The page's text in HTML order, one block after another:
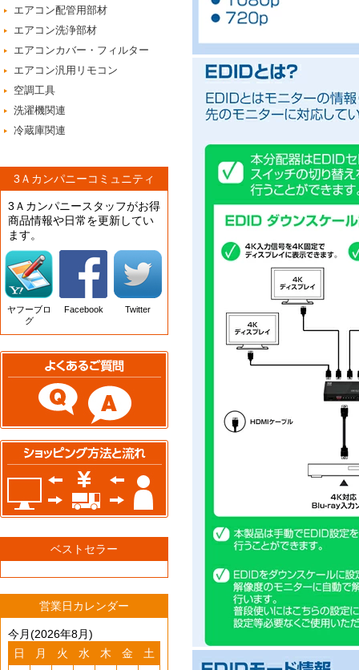
エアコン配管用部材
エアコン洗浄部材
エアコンカバー・フィルター
エアコン汎用リモコン
空調工具
洗濯機関連
冷蔵庫関連
3Ａカンパニーコミュニティ
3Ａカンパニースタッフがお得
商品情報や日常を更新してい
ます。
ヤフーブロ
グ
Facebook Twitter
ベストセラー
営業日カレンダー
今月(2026年8月)
日
月 火 水 木 金
土